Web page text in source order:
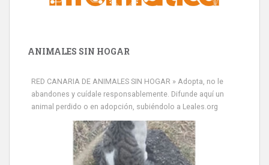
ANIMALES SIN HOGAR
RED CANARIA DE ANIMALES SIN HOGAR » Adopta, no le
abandones y cuídale responsablemente. Difunde aquí un
animal perdido o en adopción, subiéndolo a Leales.org